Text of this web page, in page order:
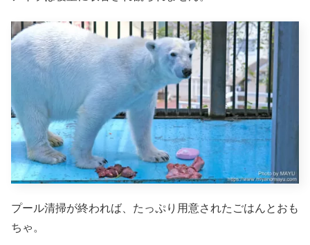
プール清掃が終われば、たっぷり用意されたごはんとおも
ちゃ。